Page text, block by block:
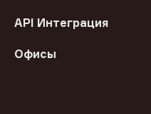
API Интеграция
Офисы